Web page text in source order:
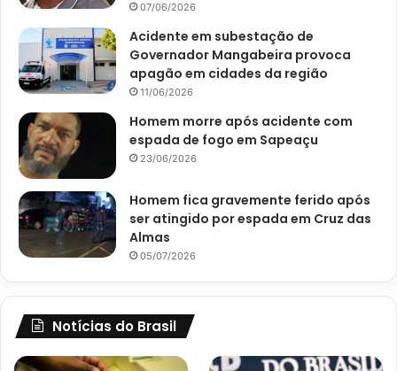
07/06/2026
Acidente em subestação de
Governador Mangabeira provoca
apagão em cidades da região
11/06/2026
Homem morre após acidente com
espada de fogo em Sapeaçu
23/06/2026
Homem fica gravemente ferido após
ser atingido por espada em Cruz das
Almas
05/07/2026
Notícias do Brasil